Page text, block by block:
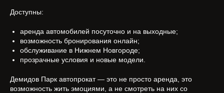
Доступны:
аренда автомобилей посуточно и на выходные;
возможность бронирования онлайн;
обслуживание в Нижнем Новгороде;
прозрачные условия и новые модели.
Демидов Парк автопрокат — это не просто аренда, это
возможность жить эмоциями, а не смотреть на них со